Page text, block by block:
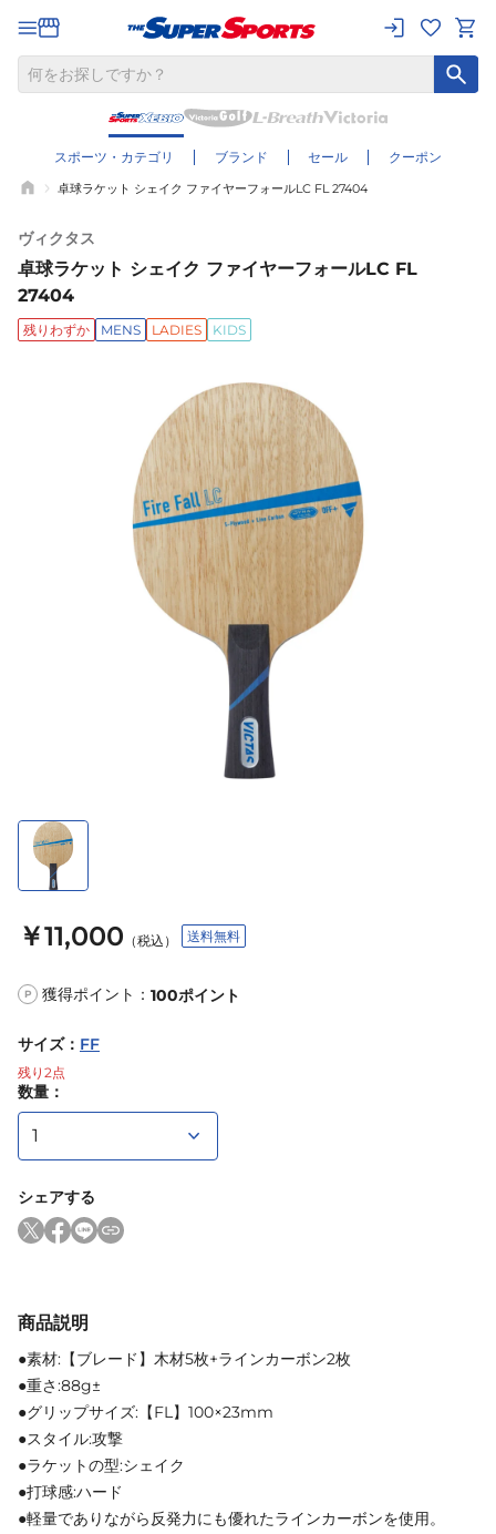
スポーツ・カテゴリ ブランド セール クーポン
卓球ラケット シェイク ファイヤーフォールLC FL 27404
ヴィクタス
卓球ラケット シェイク ファイヤーフォールLC FL
27404
残りわずか MENS LADIES KIDS
￥11,000 （税込） 送料無料
P 獲得ポイント： 100ポイント
サイズ： FF
残り 2点
数量：
シェアする
商品説明
●素材:【ブレード】木材5枚+ラインカーボン2枚
●重さ:88g±
●グリップサイズ:【FL】100×23mm
●スタイル:攻撃
●ラケットの型:シェイク
●打球感:ハード
●軽量でありながら反発力にも優れたラインカーボンを使用。